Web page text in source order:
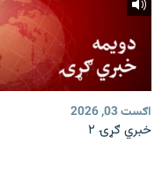
اګست 03, 2026
خبري ګړۍ ۲